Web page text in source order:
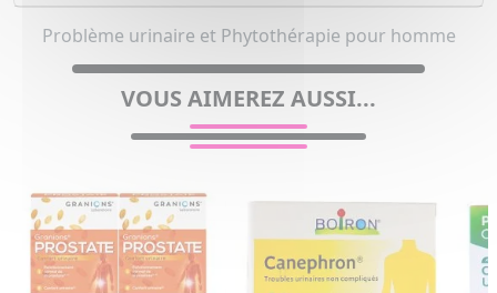
Problème urinaire et Phytothérapie pour homme
VOUS AIMEREZ AUSSI...